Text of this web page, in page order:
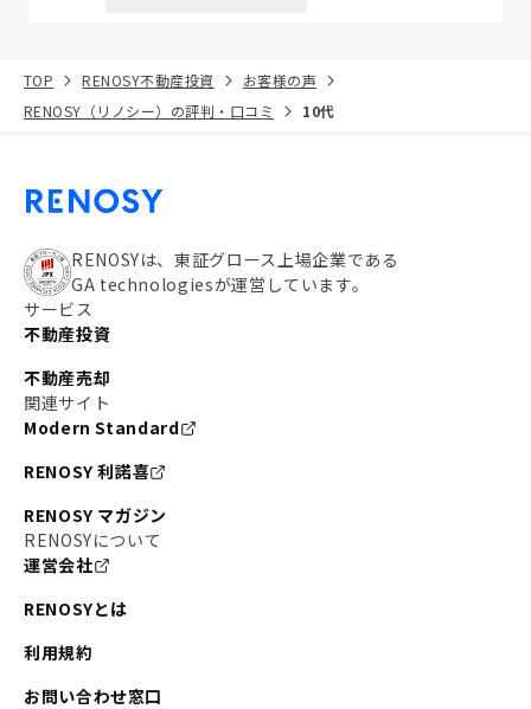
TOP RENOSY不動産投資
お客様の声
RENOSY（リノシー）の評判・口コミ
10代
RENOSYは、東証グロース上場企業である
GA technologiesが運営しています。
サービス
不動産投資
不動産売却
関連サイト
Modern Standard
RENOSY 利諾喜
RENOSY マガジン
RENOSYについて
運営会社
RENOSYとは
利用規約
お問い合わせ窓口